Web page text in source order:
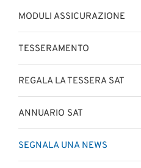
MODULI ASSICURAZIONE
TESSERAMENTO
REGALA LA TESSERA SAT
ANNUARIO SAT
SEGNALA UNA NEWS